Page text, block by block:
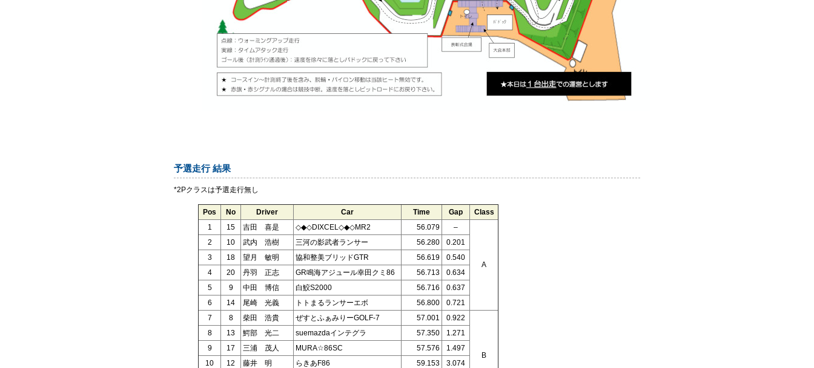
予選走行 結果
*2Pクラスは予選走行無し
Pos No Driver Car Time Gap
Class
1
15 吉田 喜是 ◇◆◇DIXCEL◇◆◇MR2 56.079 –
A
2 10 武内 浩樹 三河の影武者ランサー 56.280
0.201
3
18 望月 敏明 協和整美ブリッドGTR 56.619
0.540
4
20 丹羽 正志 GR鳴海アジュール幸田クミ86 56.713
0.634
5
9 中田 博信 白鮫S2000 56.716
0.637
6
14 尾崎 光義 トトまるランサーエボ 56.800
0.721
7
8 柴田 浩貴 ぜすとふぁみりーGOLF-7 57.001 0.922
B
8 13 鰐部 光二 suemazdaインテグラ 57.350
1.271
9
17 三浦 茂人 MURA☆86SC 57.576
1.497
10
12 藤井 明 らきあF86 59.153
3.074